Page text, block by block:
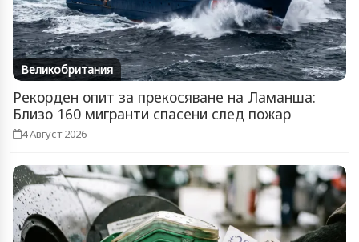
Великобритания
Рекорден опит за прекосяване на Ламанша:
Близо 160 мигранти спасени след пожар
4 Август 2026